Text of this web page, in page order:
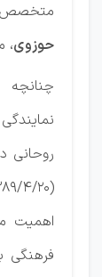
متخصص،
حوزوی،
روحانی
اهمیت
فرهنگی